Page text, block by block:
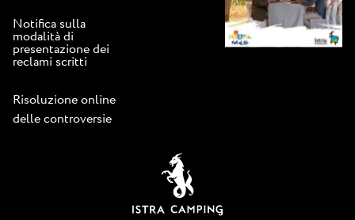
Notifica sulla
modalità di
presentazione dei
reclami scritti
Risoluzione online
delle controversie